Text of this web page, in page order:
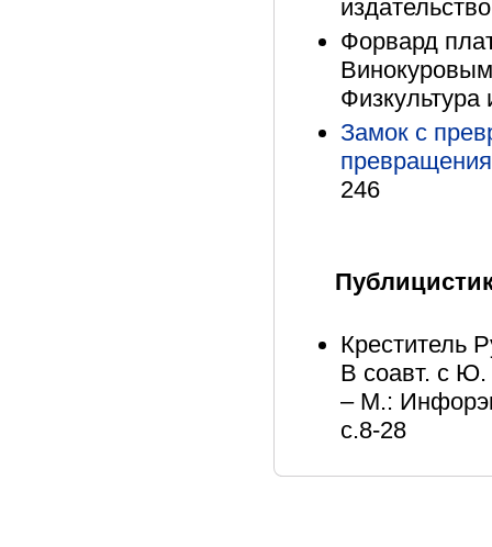
Форвард
Физкультура
Замок с
246
Креститель
В соавт. с Ю.
– М.:
с.8-28